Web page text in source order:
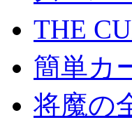
THE
簡単カ
将魔の